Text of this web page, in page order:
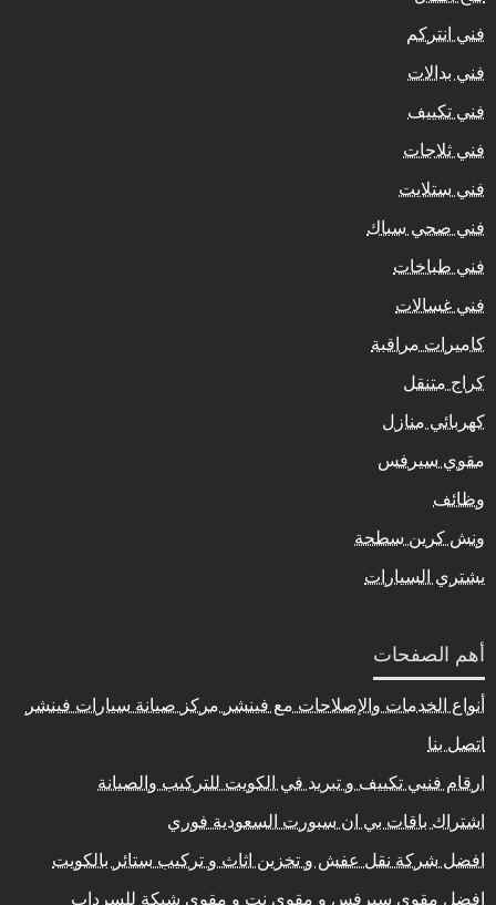
فني انتركم
فني بدالات
فني تكييف
فني ثلاجات
فني ستلايت
فني صحي سباك
فني طباخات
فني غسالات
كاميرات مراقبة
كراج متنقل
كهربائي منازل
مقوي سيرفس
وظائف
ونش كرين سطحة
يشتري السيارات
أهم الصفحات
أنواع الخدمات والإصلاحات مع فينشر مركز صيانة سيارات فينشر
اتصل بنا
ارقام فنيي تكييف و تبريد في الكويت للتركيب والصيانة
اشتراك باقات بي ان سبورت السعودية فوري
افضل شركة نقل عفش و تخزين اثاث و تركيب ستائر بالكويت
افضل مقوي سيرفس و مقوي نت و مقوي شبكة للسرداب